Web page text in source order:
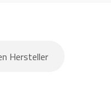
Hersteller